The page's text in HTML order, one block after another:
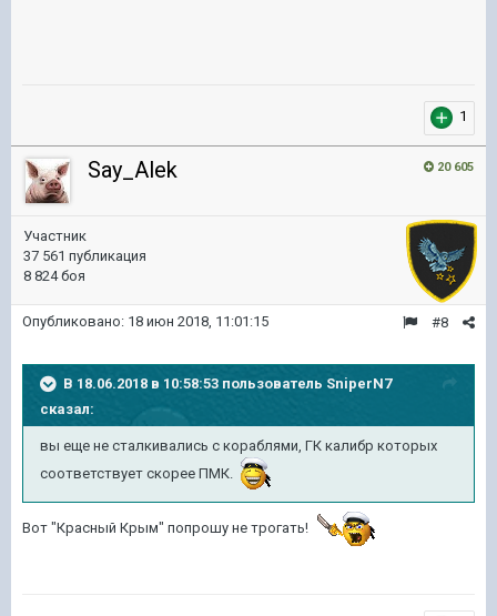
1
20 605
Say_Alek
Участник
37 561 публикация
8 824 боя
#8
Опубликовано: 18 июн 2018, 11:01:15
В 18.06.2018 в 10:58:53 пользователь SniperN7
сказал:
вы еще не сталкивались с кораблями, ГК калибр которых
соответствует скорее ПМК.
Вот "Красный Крым" попрошу не трогать!